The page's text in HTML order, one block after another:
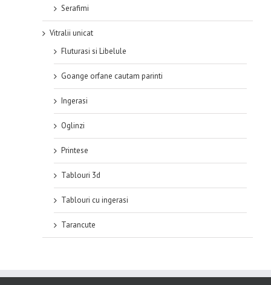
Serafimi
Vitralii unicat
Fluturasi si Libelule
Goange orfane cautam parinti
Ingerasi
Oglinzi
Printese
Tablouri 3d
Tablouri cu ingerasi
Tarancute